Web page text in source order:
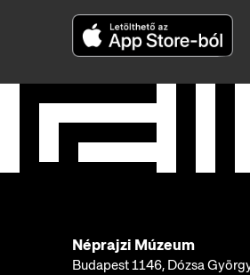
Néprajzi Múzeum
Budapest 1146, Dózsa